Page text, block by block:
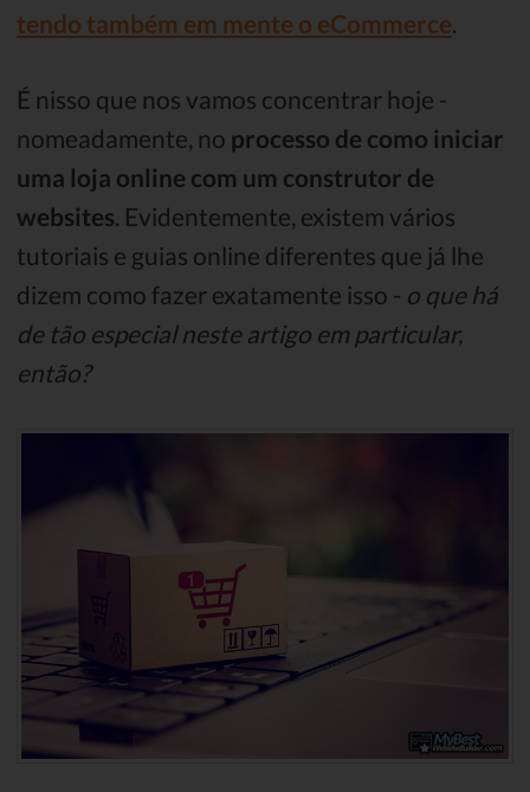
tendo também em mente o eCommerce
É nisso que nos vamos concentrar hoje -
nomeadamente, no processo de como iniciar
uma loja online com um construtor de
websites . Evidentemente, existem vários
tutoriais e guias online diferentes que já lhe
dizem como fazer exatamente isso - o que há
de tão especial neste artigo em particular,
então?